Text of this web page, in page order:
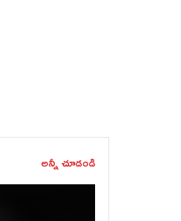
అన్నీ చూడండి